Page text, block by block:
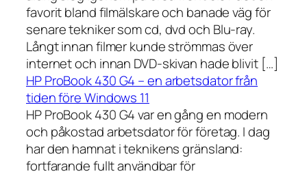
favorit bland filmälskare och banade väg för
senare tekniker som cd, dvd och Blu-ray.
Långt innan filmer kunde strömmas över
internet och innan DVD-skivan hade blivit […]
HP ProBook 430 G4 – en arbetsdator från
tiden före Windows 11
HP ProBook 430 G4 var en gång en modern
och påkostad arbetsdator för företag. I dag
har den hamnat i teknikens gränsland:
fortfarande fullt användbar för